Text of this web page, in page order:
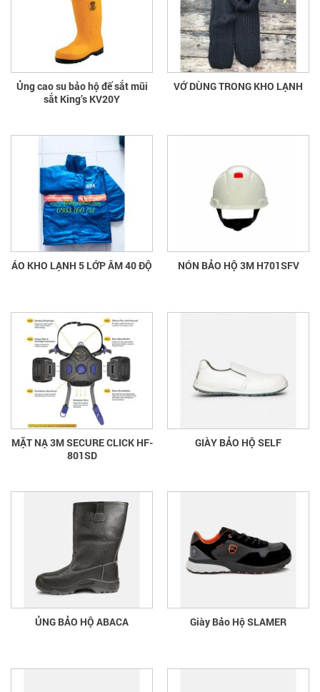
Ủng cao su bảo hộ đế sắt mũi
sắt King’s KV20Y
VỚ DÙNG TRONG KHO LẠNH
ÁO KHO LẠNH 5 LỚP ÂM 40 ĐỘ NÓN BẢO HỘ 3M H701SFV
MẶT NẠ 3M SECURE CLICK HF-
801SD
GIÀY BẢO HỘ SELF
ỦNG BẢO HỘ ABACA Giày Bảo Hộ SLAMER